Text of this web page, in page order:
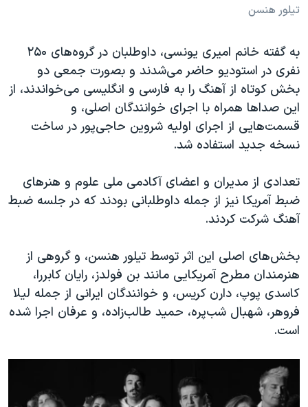
تیلور هنسن
به گفته خانم امیری یونسی، داوطلبان در گروه‌های ۲۵۰
نفری در استودیو حاضر می‌شدند و بصورت جمعی دو
بخش کوتاه از آهنگ را به فارسی و انگلیسی می‌خواندند، از
این صداها همراه با اجرای خوانندگان اصلی، و
قسمت‌هایی از اجرای اولیه شروین حاجی‌پور در ساخت
نسخه جدید استفاده شد.
تعدادی از مدیران و اعضای آکادمی ملی علوم و هنرهای
ضبط آمریکا نیز از جمله داوطلبانی بودند که در جلسه ضبط
آهنگ شرکت کردند.
بخش‌های اصلی این اثر توسط تیلور هنسن، و گروهی از
هنرمندان مطرح آمریکایی مانند بن فولدز، رایان کابررا،
کاسدی پوپ، دارن کریس، و خوانندگان ایرانی از جمله لیلا
فروهر، شهبال شب‌پره، حمید طالب‌زاده، و عرفان اجرا شده
است.